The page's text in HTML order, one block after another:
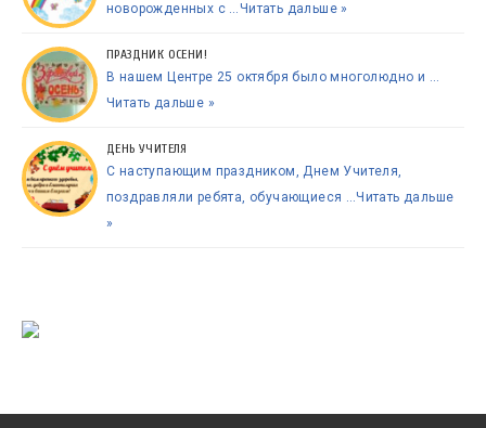
новорожденных с …Читать дальше »
ПРАЗДНИК ОСЕНИ!
В нашем Центре 25 октября было многолюдно и …
Читать дальше »
ДЕНЬ УЧИТЕЛЯ
С наступающим праздником, Днем Учителя,
поздравляли ребята, обучающиеся …Читать дальше
»